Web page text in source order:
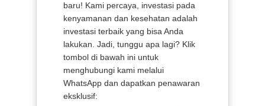
baru! Kami percaya, investasi pada
kenyamanan dan kesehatan adalah
investasi terbaik yang bisa Anda
lakukan. Jadi, tunggu apa lagi? Klik
tombol di bawah ini untuk
menghubungi kami melalui
WhatsApp dan dapatkan penawaran
eksklusif: